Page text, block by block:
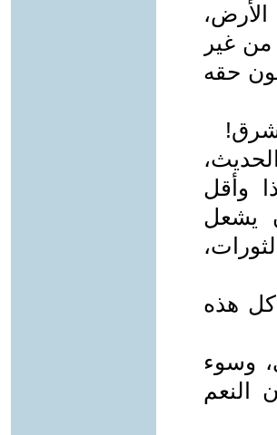
غير
حقه
وأقل
يشعل
كل هذه
وسوء
النعم